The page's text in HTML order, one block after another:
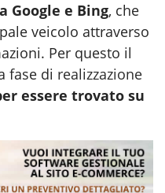
Google e Bing, che
veicolo attraverso
Per questo il
fase di realizzazione
essere trovato su